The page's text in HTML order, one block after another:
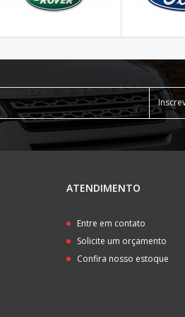
ATENDIMENTO
Entre em contato
Solicite um orçamento
Confira nosso estoque